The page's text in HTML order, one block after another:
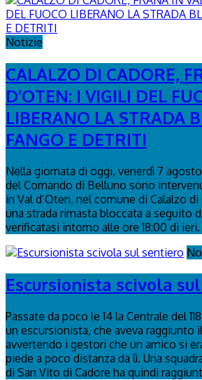
Notizie
CALALZO DI CADORE,
D’OTEN: I VIGILI DEL
LIBERANO LA STRADA
FANGO E DETRITI
Nella giornata di oggi, venerdì 7
del Comando di Belluno sono
in Val d’Oten, nel comune di Calalzo
una strada rimasta bloccata a seguito
verificatasi intorno alle ore 18:00 di ieri.
Escursionista scivola
Passate da poco le 14 la Centrale del
un escursionista, che aveva raggiunto
avvertendo i gestori che un amico si
piede a poco distanza da lì. Una
di San Vito di Cadore ha quindi